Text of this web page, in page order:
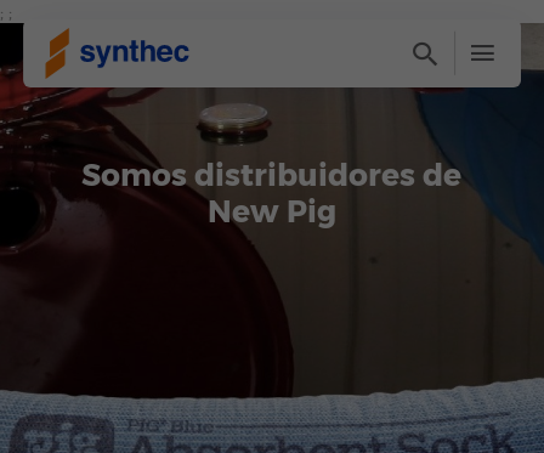
; ;
Somos distribuidores de
New Pig